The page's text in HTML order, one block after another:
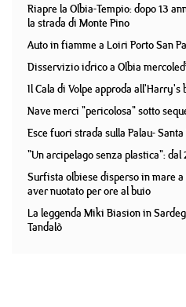
Riapre la Olbia-Tempio: dopo 13
la strada di Monte Pino
Auto in fiamme a Loiri Porto San
Disservizio idrico a Olbia
Il Cala di Volpe approda all'Harry's
Nave merci "pericolosa" sotto
Esce fuori strada sulla Palau-
"Un arcipelago senza plastica":
Surfista olbiese disperso in mare
aver nuotato per ore al buio
La leggenda Miki Biasion in
Tandalò